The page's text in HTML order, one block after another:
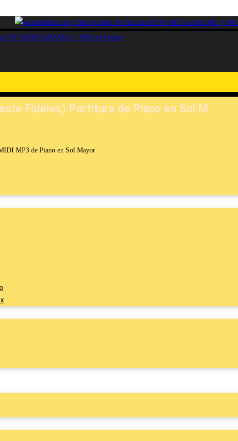
Fideles) Partitura de Piano en Sol M